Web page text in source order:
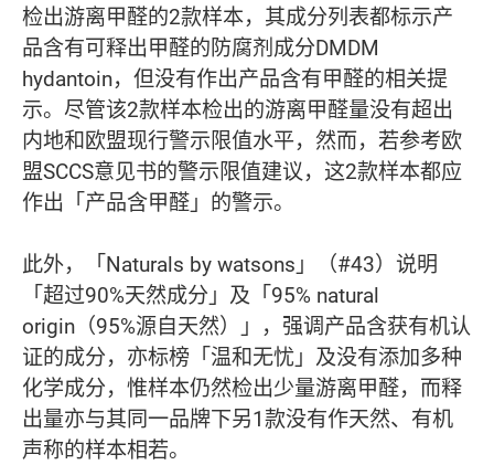
检出游离甲醛的2款样本，其成分列表都标示产
品含有可释出甲醛的防腐剂成分DMDM
hydantoin，但没有作出产品含有甲醛的相关提
示。尽管该2款样本检出的游离甲醛量没有超出
内地和欧盟现行警示限值水平，然而，若参考欧
盟SCCS意见书的警示限值建议，这2款样本都应
作出「产品含甲醛」的警示。
此外，「Naturals by watsons」（#43）说明
「超过90%天然成分」及「95% natural
origin（95%源自天然）」，强调产品含获有机认
证的成分，亦标榜「温和无忧」及没有添加多种
化学成分，惟样本仍然检出少量游离甲醛，而释
出量亦与其同一品牌下另1款没有作天然、有机
声称的样本相若。